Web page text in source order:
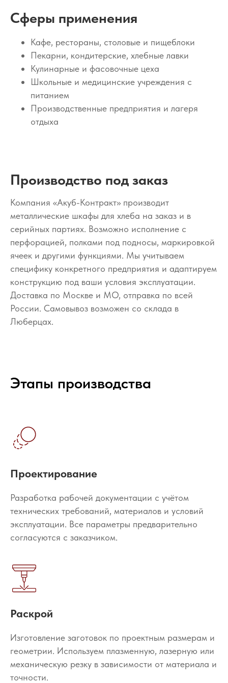
Сферы применения
Кафе, рестораны, столовые и пищеблоки
Пекарни, кондитерские, хлебные лавки
Кулинарные и фасовочные цеха
Школьные и медицинские учреждения с
питанием
Производственные предприятия и лагеря
отдыха
Производство под заказ
Компания «Акуб-Контракт» производит
металлические шкафы для хлеба на заказ и в
серийных партиях. Возможно исполнение с
перфорацией, полками под подносы, маркировкой
ячеек и другими функциями. Мы учитываем
специфику конкретного предприятия и адаптируем
конструкцию под ваши условия эксплуатации.
Доставка по Москве и МО, отправка по всей
России. Самовывоз возможен со склада в
Люберцах.
Этапы производства
Проектирование
Разработка рабочей документации с учётом
технических требований, материалов и условий
эксплуатации. Все параметры предварительно
согласуются с заказчиком.
Раскрой
Изготовление заготовок по проектным размерам и
геометрии. Используем плазменную, лазерную или
механическую резку в зависимости от материала и
точности.